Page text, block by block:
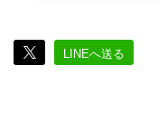
LINEへ送る